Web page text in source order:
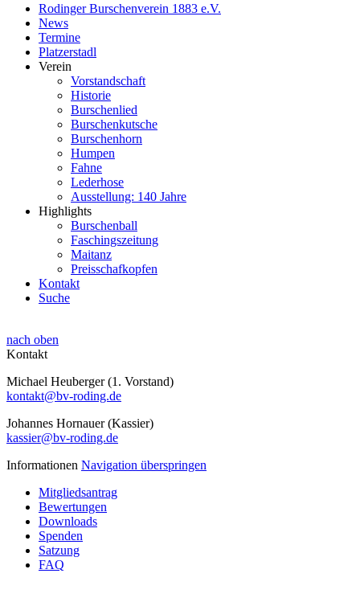
Rodinger Burschenverein 1883 e.V.
News
Termine
Platzerstadl
Verein
Vorstandschaft
Historie
Burschenlied
Burschenkutsche
Burschenhorn
Humpen
Fahne
Lederhose
Ausstellung: 140 Jahre
Highlights
Burschenball
Faschingszeitung
Maitanz
Preisschafkopfen
Kontakt
Suche
nach oben
Kontakt
Michael Heuberger (1. Vorstand)
kontakt@bv-roding.de
Johannes Hornauer (Kassier)
kassier@bv-roding.de
Informationen Navigation überspringen
Mitgliedsantrag
Bewertungen
Downloads
Spenden
Satzung
FAQ